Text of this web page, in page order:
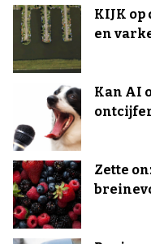
KIJK
en
Kan AI
Zette